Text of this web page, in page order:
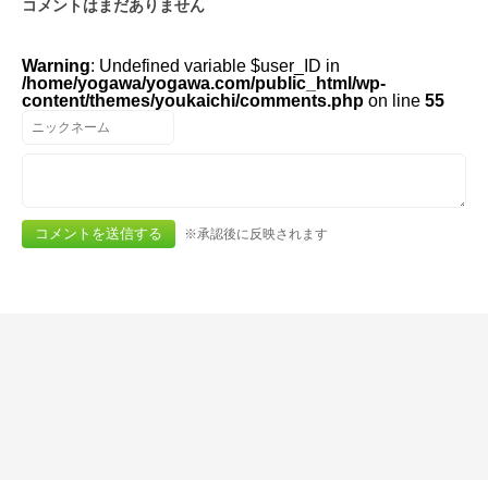
コメントはまだありません
Warning: Undefined variable $user_ID in
/home/yogawa/yogawa.com/public_html/wp-
content/themes/youkaichi/comments.php on line 55
※承認後に反映されます